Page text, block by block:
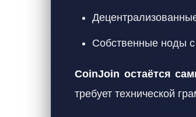
Собственные ноды
CoinJoin остаётся
требует технической